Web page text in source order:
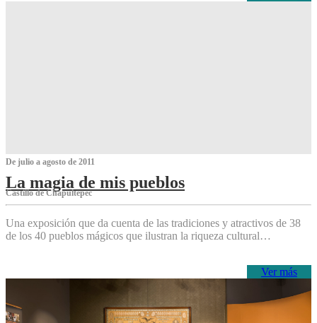
De julio a agosto de 2011
La magia de mis pueblos
Castillo de Chapultepec
Una exposición que da cuenta de las tradiciones y atractivos de 38
de los 40 pueblos mágicos que ilustran la riqueza cultural…
Ver más